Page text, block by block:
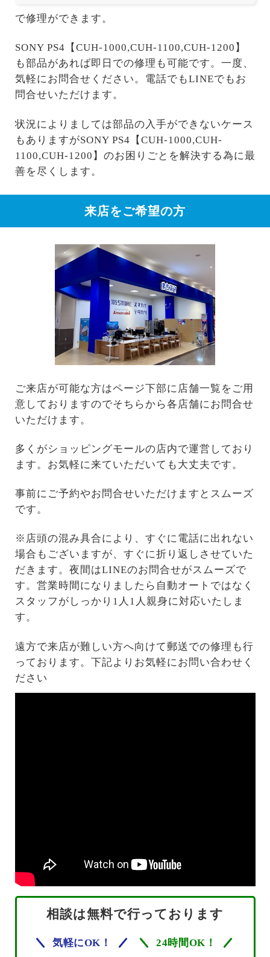
で修理ができます。
SONY PS4【CUH-1000,CUH-1100,CUH-1200】
も部品があれば即日での修理も可能です。一度、
気軽にお問合せください。電話でもLINEでもお
問合せいただけます。
状況によりましては部品の入手ができないケース
もありますがSONY PS4【CUH-1000,CUH-
1100,CUH-1200】のお困りごとを解決する為に最
善を尽くします。
来店をご希望の方
ご来店が可能な方はページ下部に店舗一覧をご用
意しておりますのでそちらから各店舗にお問合せ
いただけます。
多くがショッピングモールの店内で運営しており
ます。お気軽に来ていただいても大丈夫です。
事前にご予約やお問合せいただけますとスムーズ
です。
※店頭の混み具合により、すぐに電話に出れない
場合もございますが、すぐに折り返しさせていた
だきます。夜間はLINEのお問合せがスムーズで
す。営業時間になりましたら自動オートではなく
スタッフがしっかり1人1人親身に対応いたしま
す。
遠方で来店が難しい方へ向けて郵送での修理も行
っております。下記よりお気軽にお問い合わせく
ださい
相談は無料で行っております
気軽にOK！ 24時間OK！